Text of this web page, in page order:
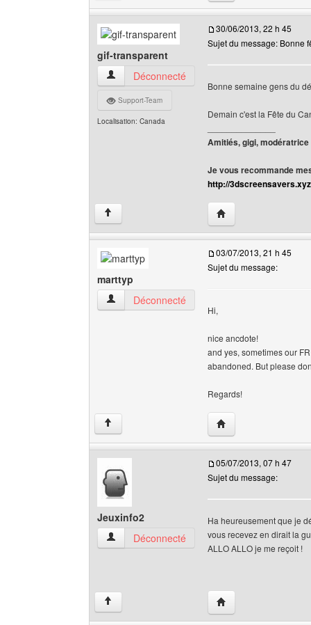
gif-transparent
gif-transparent Voir le profil de l'utilisateur
Déconnecté
Support-Team
Localisation: Canada
30/06/2013, 22 h 45
Sujet du message: Bonne
Bonne semaine gens du
Demain c'est la Fête du
Amitiés, gigi, modératrice
Je vous recommande
http://3dscreensavers.xyz
↑ Visiter le site web
marttyp
marttyp Voir le profil de l'utilisateur
Déconnecté
03/07/2013, 21 h 45
Sujet du message:
Hi,
nice ancdote!
and yes, sometimes our
abandoned. But please
Regards!
↑ Visiter le site web
Jeuxinfo2
Jeuxinfo2 Voir le profil de l'utilisateur
Déconnecté
05/07/2013, 07 h 47
Sujet du message:
Ha heureusement que je
vous recevez en dirait la
ALLO ALLO je me reçoit !
↑ Visiter le site web